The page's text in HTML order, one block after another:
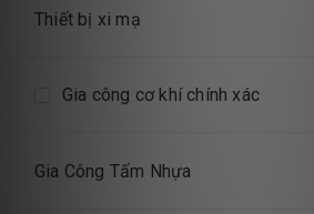
Thiết bị xi mạ
Gia công cơ khí chính xác
Gia Công Tấm Nhựa